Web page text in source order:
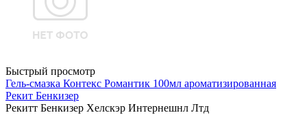
Быстрый просмотр
Гель-смазка Контекс Романтик 100мл ароматизированная
Рекит Бенкизер
Рекитт Бенкизер Хелскэр Интернешнл Лтд